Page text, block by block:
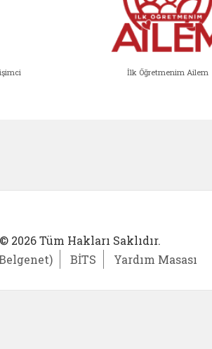
İlk Öğretmenim Ailem
© 2026 Tüm Hakları Saklıdır.
BİTS Yardım Masası